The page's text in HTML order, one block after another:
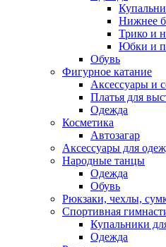
Нижнее
Трико и
Юбки и
Обувь
Фигурное катание
Аксессуары и
Платья для
Одежда
Косметика
Автозагар
Аксессуары для
Народные танцы
Одежда
Обувь
Рюкзаки, чехлы,
Спортивная
Купальники
Одежда